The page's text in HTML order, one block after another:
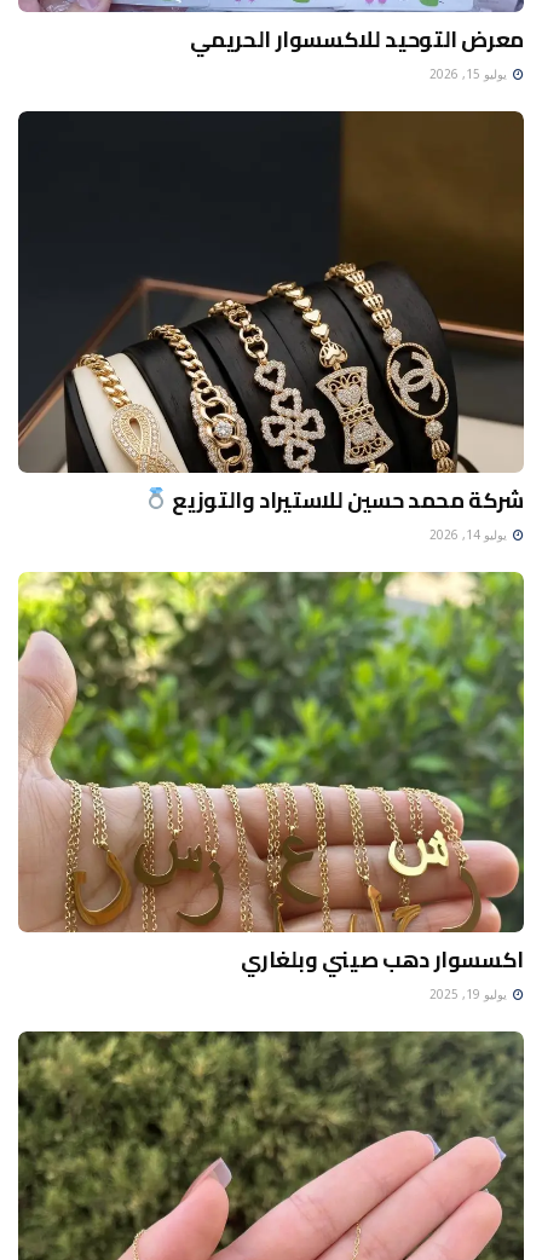
معرض التوحيد للاكسسوار الحريمي
يوليو 15, 2026
شركة محمد حسين للاستيراد والتوزيع
يوليو 14, 2026
اكسسوار دهب صيني وبلغاري
يوليو 19, 2025